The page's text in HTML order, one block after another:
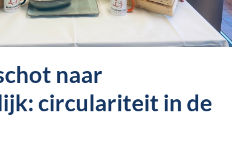
naar
circulariteit in de